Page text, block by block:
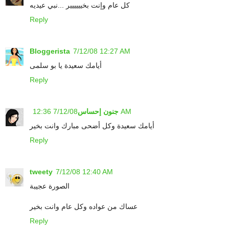
كل عام وإنت بخيييييير ...نبي عيديه
Reply
Bloggerista 7/12/08 12:27 AM
أيامك سعيدة يا بو سلمى
Reply
جنون إحساس 7/12/08 12:36 AM
أيامك سعيدة وكل أضحى مبارك وانت بخير
Reply
tweety 7/12/08 12:40 AM
الصورة عجيبة
عساك من عواده وكل عام وانت بخير
Reply